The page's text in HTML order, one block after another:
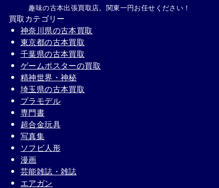
趣味の古本出張買取店。関東一円お任せください！
買取カテゴリー
神奈川県の古本買取
東京都の古本買取
千葉県の古本買取
ゲームポスターの買取
精神世界・神秘
埼玉県の古本買取
プラモデル
専門書
超合金玩具
写真集
ソフビ人形
漫画
芸能雑誌・雑誌
エアガン